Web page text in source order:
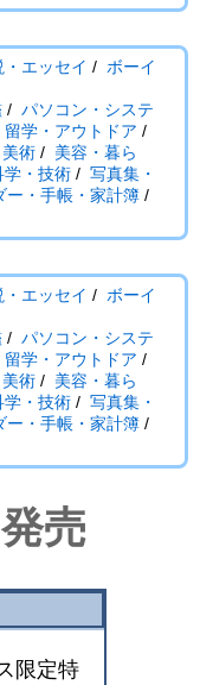
・エッセイ / ボーイ
/ パソコン・システ
留学・アウトドア /
術 / 美容・暮ら
学・技術 / 写真集・
ー・手帳・家計簿 /
・エッセイ / ボーイ
/ パソコン・システ
留学・アウトドア /
術 / 美容・暮ら
学・技術 / 写真集・
ー・手帳・家計簿 /
売
限定特